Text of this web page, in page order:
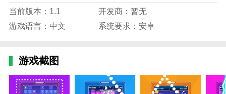
动，必须根据音乐的节奏来精确地跳跃；
2、关卡中有各种障碍物和陷阱，玩家需要避开它
3、通过完成每一关，玩家能够解锁新的音乐曲目
和关卡，每首歌都有独特的挑战和视觉效果；
4、游戏内设有多个难度层次，适合各种技能水平
当前版本：1.1
开发商：暂无
游戏语言：中文
系统要求：安卓
游戏截图